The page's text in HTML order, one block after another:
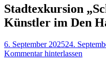
Stadtexkursion
Künstler im Den
6. September 202524.
Kommentar hinterlassen